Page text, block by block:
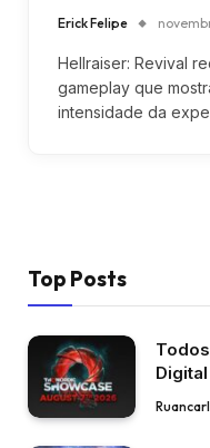
Erick Felipe
Hellraiser: Revival
gameplay que
intensidade da
Top Posts